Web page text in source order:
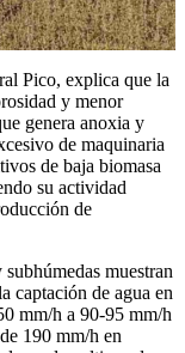
Pico, explica que la
y menor
genera anoxia y
de maquinaria
de baja biomasa
su actividad
de
muestran
captación de agua en
mm/h a 90-95 mm/h
190 mm/h en